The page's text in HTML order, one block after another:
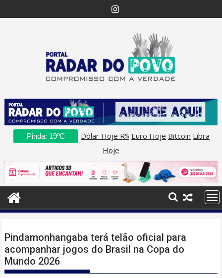
to
Pinda: 19ºC Dólar Hoje R$ Euro Hoje Bitcoin Libra
Hoje
Pindamonhangaba terá telão oficial para
acompanhar jogos do Brasil na Copa do
Mundo 2026